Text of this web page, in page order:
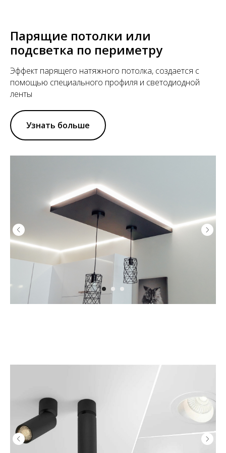
Парящие потолки или
подсветка по периметру
Эффект парящего натяжного потолка, создается с
помощью специального профиля и светодиодной
ленты
Узнать больше